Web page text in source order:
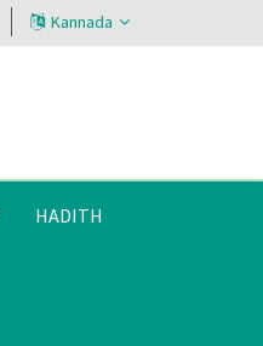
Kannada
HADITH